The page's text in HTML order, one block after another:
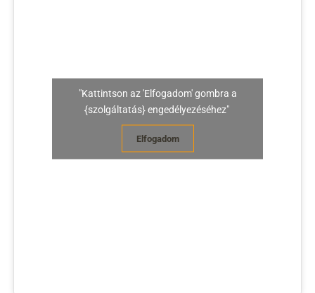
"Kattintson az 'Elfogadom' gombra a
{szolgáltatás} engedélyezéséhez"
Elfogadom